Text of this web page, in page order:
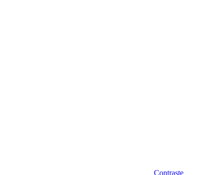
Contraste